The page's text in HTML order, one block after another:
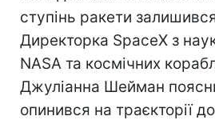
ступінь ракети
Директорка SpaceX з
NASA та космічних
Джуліанна Шейман
опинився на траєкторії